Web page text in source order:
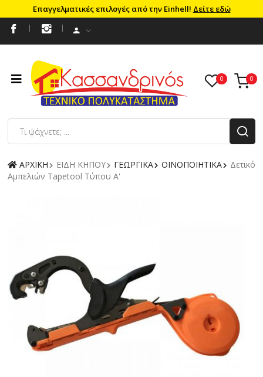
Επαγγελματικές επιλογές από την Einhell! Δείτε εδώ
ΑΡΧΙΚΗ ΕΙΔΗ ΚΗΠΟΥ ΓΕΩΡΓΙΚΑ ΟΙΝΟΠΟΙΗΤΙΚΑ
Δετικό
Aμπελιών Tapetool Tύπου Α'